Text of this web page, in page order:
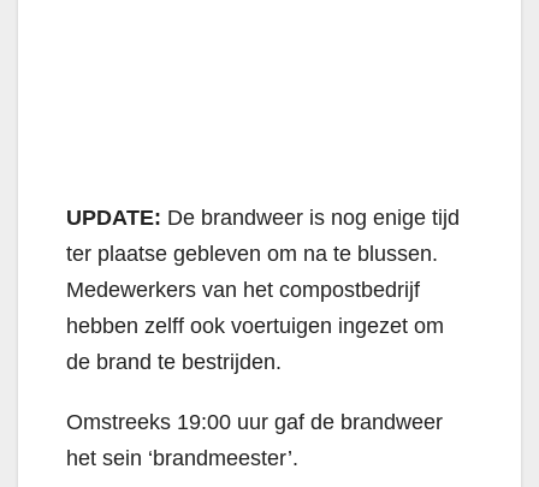
UPDATE: De brandweer is nog enige tijd
ter plaatse gebleven om na te blussen.
Medewerkers van het compostbedrijf
hebben zelff ook voertuigen ingezet om
de brand te bestrijden.
Omstreeks 19:00 uur gaf de brandweer
het sein ‘brandmeester’.